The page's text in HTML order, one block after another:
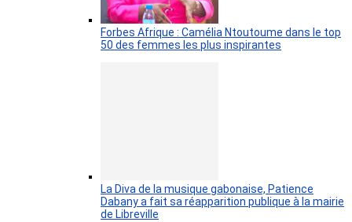
Forbes Afrique : Camélia Ntoutoume dans le top
50 des femmes les plus inspirantes
La Diva de la musique gabonaise, Patience
Dabany a fait sa réapparition publique à la mairie
de Libreville